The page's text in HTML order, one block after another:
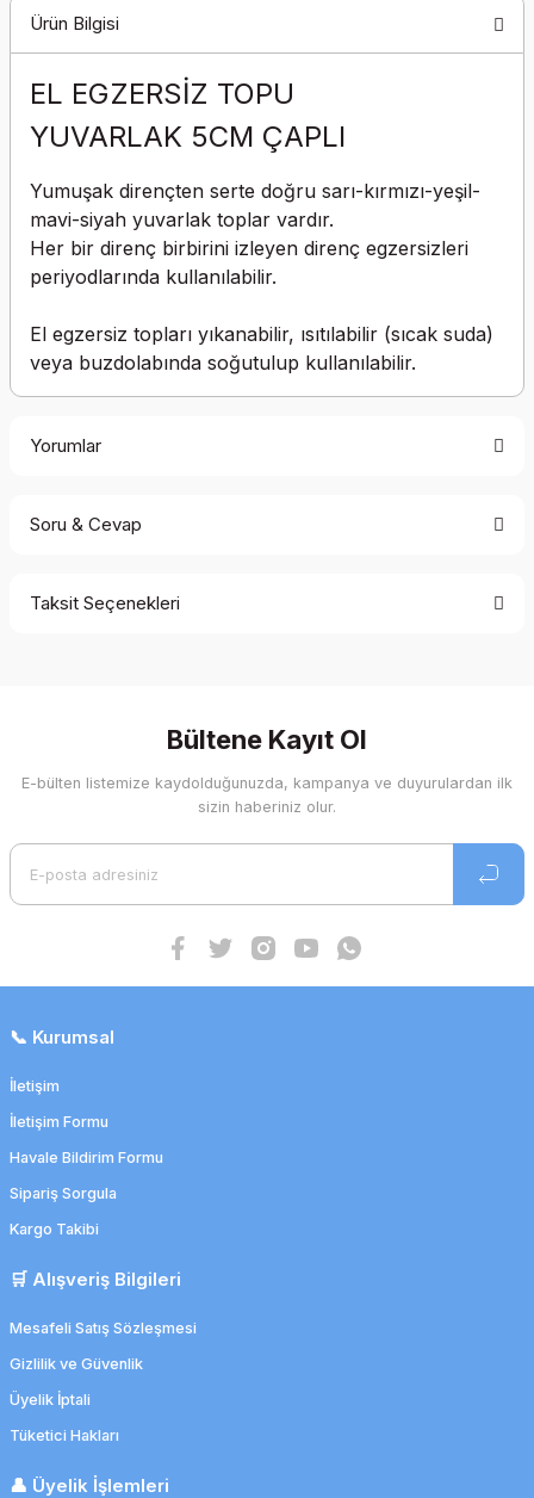
Ürün Bilgisi
EL EGZERSİZ TOPU
YUVARLAK 5CM ÇAPLI
Yumuşak dirençten serte doğru sarı-kırmızı-yeşil-
mavi-siyah yuvarlak toplar vardır.
Her bir direnç birbirini izleyen direnç egzersizleri
periyodlarında kullanılabilir.
El egzersiz topları yıkanabilir, ısıtılabilir (sıcak suda)
veya buzdolabında soğutulup kullanılabilir.
Yorumlar
Soru & Cevap
Taksit Seçenekleri
Bültene Kayıt Ol
E-bülten listemize kaydolduğunuzda, kampanya ve duyurulardan ilk
sizin haberiniz olur.
📞 Kurumsal
İletişim
İletişim Formu
Havale Bildirim Formu
Sipariş Sorgula
Kargo Takibi
🛒 Alışveriş Bilgileri
Mesafeli Satış Sözleşmesi
Gizlilik ve Güvenlik
Üyelik İptali
Tüketici Hakları
👤 Üyelik İşlemleri